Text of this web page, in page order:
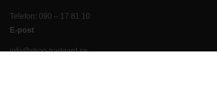
Telefon: 090 – 17 81 10
E-post
info@skog-tradgard.se